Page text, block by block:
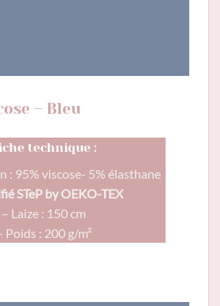
– Bleu
technique :
: 95% viscose- 5% élasthane
STeP by OEKO-TEX
– Laize : 150 cm
Poids : 200 g/m²